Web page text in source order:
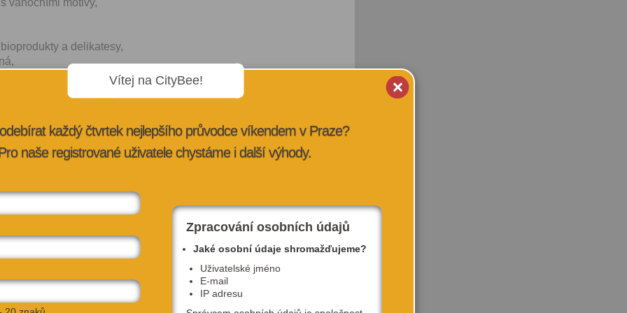
vánočními motivy,
a delikatesy,
výrobky,
ochutnávkou nových druhů,
výrobky z nich.
káva, grog, svařené víno, punč, atd.),
Vítej na CityBee!
každý čtvrtek nejlepšího průvodce víkendem v Praze?
naše registrované uživatele chystáme i další výhody.
Zpracování osobních údajů
Jaké osobní údaje shromažďujeme?
Uživatelské jméno
E-mail
IP adresu